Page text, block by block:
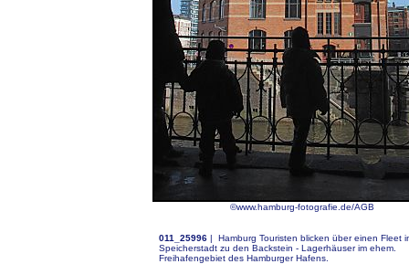
©www.hamburg-fotografie.de/AGB
011_25996|
Hamburg Touristen blicken über einen Fleet
Speicherstadt zu den Backstein - Lagerhäuser im ehem.
Freihafengebiet des Hamburger Hafens.